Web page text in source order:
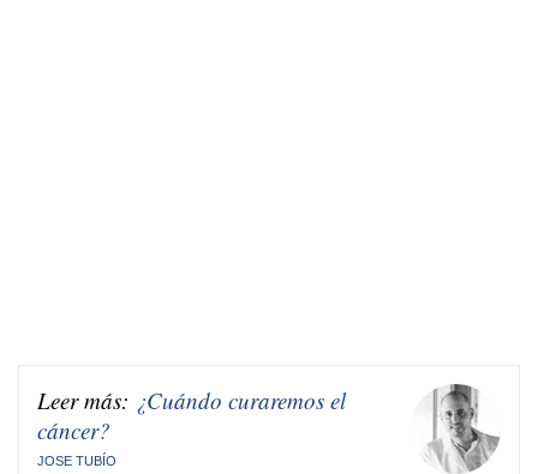
Leer más: ¿Cuándo curaremos el
cáncer?
JOSE TUBÍO